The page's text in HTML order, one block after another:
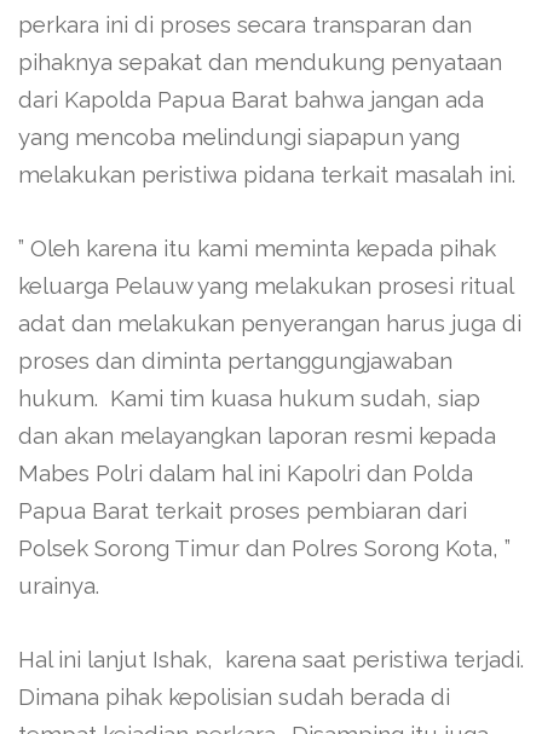
perkara ini di proses secara transparan dan
pihaknya sepakat dan mendukung penyataan
dari Kapolda Papua Barat bahwa jangan ada
yang mencoba melindungi siapapun yang
melakukan peristiwa pidana terkait masalah ini.
” Oleh karena itu kami meminta kepada pihak
keluarga Pelauw yang melakukan prosesi ritual
adat dan melakukan penyerangan harus juga di
proses dan diminta pertanggungjawaban
hukum. Kami tim kuasa hukum sudah, siap
dan akan melayangkan laporan resmi kepada
Mabes Polri dalam hal ini Kapolri dan Polda
Papua Barat terkait proses pembiaran dari
Polsek Sorong Timur dan Polres Sorong Kota, ”
urainya.
Hal ini lanjut Ishak, karena saat peristiwa terjadi.
Dimana pihak kepolisian sudah berada di